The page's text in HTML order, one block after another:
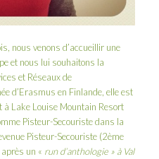
nous venons d’accueillir une
et nous lui souhaitons la
et Réseaux de
d’Erasmus en Finlande, elle est
à Lake Louise Mountain Resort
Pisteur-Secouriste dans la
Pisteur-Secouriste (2ème
un « run d’anthologie » à Val